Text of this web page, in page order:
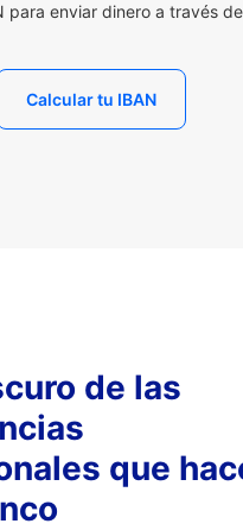
para enviar dinero a través
Calcular tu IBAN
de las
que